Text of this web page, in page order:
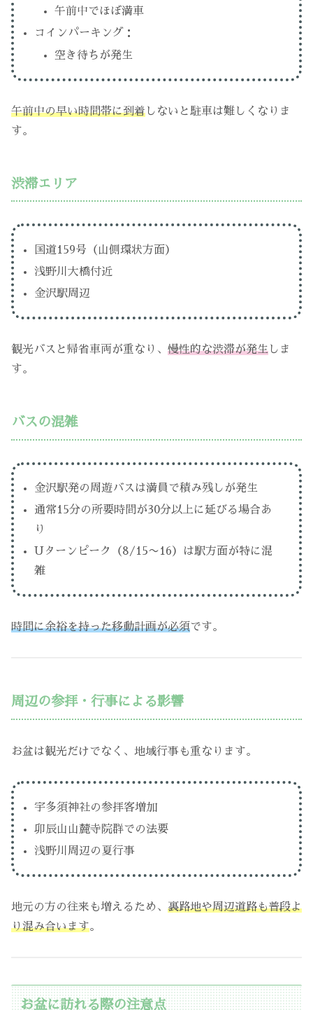
午前中でほぼ満車
コインパーキング：
空き待ちが発生
午前中の早い時間帯に到着 しないと駐車は難しくなりま
す。
渋滞エリア
国道159号（山側環状方面）
浅野川大橋付近
金沢駅周辺
観光バスと帰省車両が重なり、 慢性的な渋滞が発生 しま
す。
バスの混雑
金沢駅発の周遊バスは満員で積み残しが発生
通常15分の所要時間が30分以上に延びる場合あ
り
Uターンピーク（8/15〜16）は駅方面が特に混
雑
時間に余裕を持った移動計画が必須です。
周辺の参拝・行事による影響
お盆は観光だけでなく、地域行事も重なります。
宇多須神社の参拝客増加
卯辰山山麓寺院群での法要
浅野川周辺の夏行事
地元の方の往来も増えるため、 裏路地や周辺道路も普段よ
り混み合います。
お盆に訪れる際の注意点